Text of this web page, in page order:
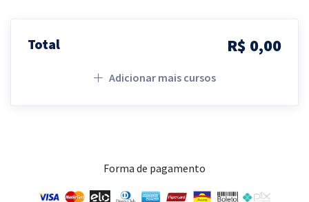
Total R$ 0,00
Adicionar mais cursos
Forma de pagamento